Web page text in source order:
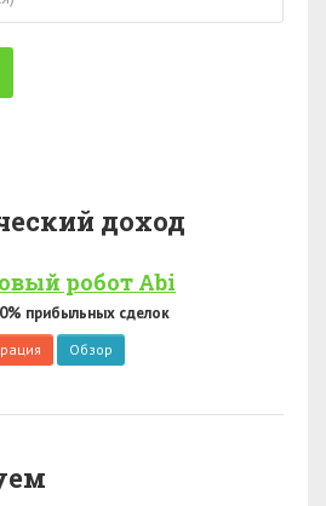
доход
робот Abi
прибыльных сделок
Обзор